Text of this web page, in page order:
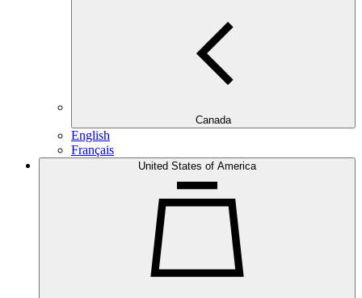
Canada
English
Français
United States of America